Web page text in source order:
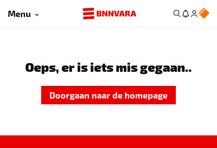
Menu
Oeps, er is iets mis gegaan..
Doorgaan naar de homepage